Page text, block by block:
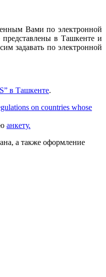
Вами по электронной
в Ташкенте и
задавать по электронной
в Ташкенте.
on countries whose
анкету.
а также оформление